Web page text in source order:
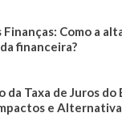
Finanças: Como a
financeira?
da Taxa de Juros do
e